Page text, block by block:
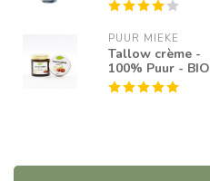
PUUR MIEKE
Tallow crème -
100% Puur - BIO